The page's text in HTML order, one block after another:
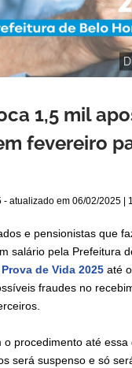
1,5 mil
fevereiro
- atualizado em 06/02/2025 |
e pensionistas que
salário pela Prefeitura
Prova de Vida 2025 até
fraudes no
o procedimento até essa
será suspenso e só